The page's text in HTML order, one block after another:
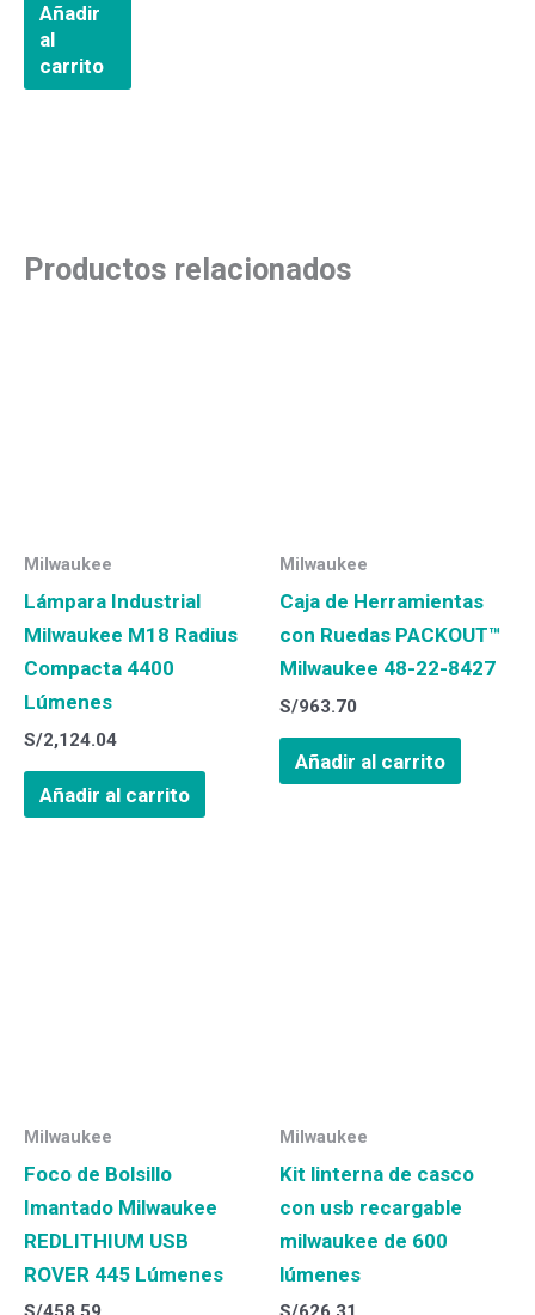
Añadir
al
carrito
Productos relacionados
Milwaukee
Lámpara Industrial
Milwaukee M18 Radius
Compacta 4400
Lúmenes
S/2,124.04
Añadir al carrito
Milwaukee
Caja de Herramientas
con Ruedas PACKOUT™
Milwaukee 48-22-8427
S/963.70
Añadir al carrito
Milwaukee
Foco de Bolsillo
Imantado Milwaukee
REDLITHIUM USB
ROVER 445 Lúmenes
Milwaukee
Kit linterna de casco
con usb recargable
milwaukee de 600
lúmenes